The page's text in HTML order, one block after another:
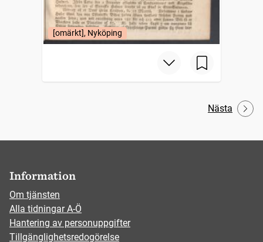
[omärkt], Nyköping
Nästa
Information
Om tjänsten
Alla tidningar A-Ö
Hantering av personuppgifter
Tillgänglighetsredogörelse